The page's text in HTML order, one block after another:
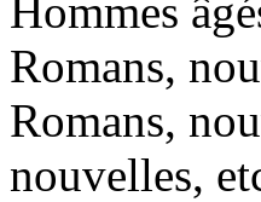
Hommes
Romans,
Romans,
nouvelles,